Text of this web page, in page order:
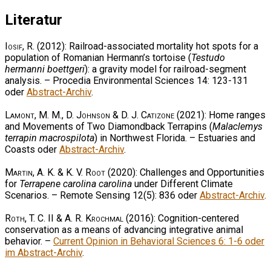
Literatur
Iosif, R. (2012): Railroad-associated mortality hot spots for a
population of Romanian Hermann’s tortoise (Testudo
hermanni boettgeri): a gravity model for railroad-segment
analysis. – Procedia Environmental Sciences 14: 123-131
oder Abstract-Archiv.
Lamont, M. M., D. Johnson & D. J. Catizone (2021): Home ranges
and Movements of Two Diamondback Terrapins (Malaclemys
terrapin macrospilota) in Northwest Florida. – Estuaries and
Coasts oder Abstract-Archiv.
Martin, A. K. & K. V. Root (2020): Challenges and Opportunities
for Terrapene carolina carolina under Different Climate
Scenarios. – Remote Sensing 12(5): 836 oder Abstract-Archiv.
Roth, T. C. II & A. R. Krochmal (2016): Cognition-centered
conservation as a means of advancing integrative animal
behavior. – Current Opinion in Behavioral Sciences 6: 1-6 oder
im Abstract-Archiv.